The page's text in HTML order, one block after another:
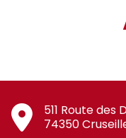
511 Route des
74350